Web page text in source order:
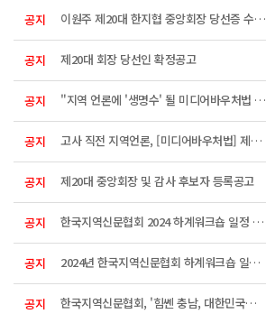
공지
이원주 제20대 한지협 중앙회장 당선증 수여식
공지
제20대 회장 당선인 확정공고
공지
"지역 언론에 '생명수' 될 미디어바우처법 제정 시급"
공지
고사 직전 지역언론, [미디어바우처법] 제정으로 활성화 모색한다
공지
제20대 중앙회장 및 감사 후보자 등록공고
공지
한국지역신문협회 2024 하계워크숍 일정 안내입니다(최종)
공지
2024년 한국지역신문협회 하계워크숍 일정 및 참가신청 접수안내
공지
한국지역신문협회, '힘쎈 충남, 대한민국의 힘' 공유